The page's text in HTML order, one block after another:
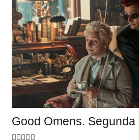
Good Omens. Segunda